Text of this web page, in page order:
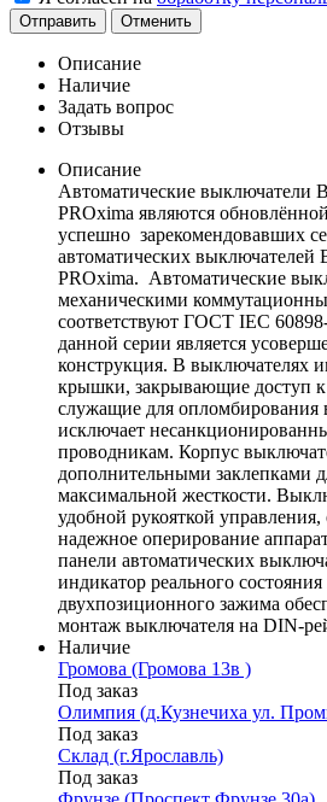
Отправить Отменить
Описание
Наличие
Задать вопрос
Отзывы
Описание
Автоматические выключатели
PROxima являются
успешно зарекомендовавших
автоматических
PROxima. Автоматические
механическими
соответствуют ГОСТ IEC
данной серии является
конструкция. В выключателях
крышки, закрывающие доступ
служащие для опломбирования
исключает
проводникам. Корпус
дополнительными заклепками
максимальной жесткости.
удобной рукояткой
надежное оперирование
панели автоматических
индикатор реального
двухпозиционного зажима
монтаж выключателя на DIN-
Наличие
Громова (Громова 13в )
Под заказ
Олимпия (д.Кузнечиха ул.
Под заказ
Склад (г.Ярославль)
Под заказ